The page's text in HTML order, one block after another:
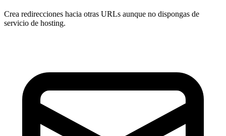
Crea redirecciones hacia otras URLs aunque no dispongas de
servicio de hosting.